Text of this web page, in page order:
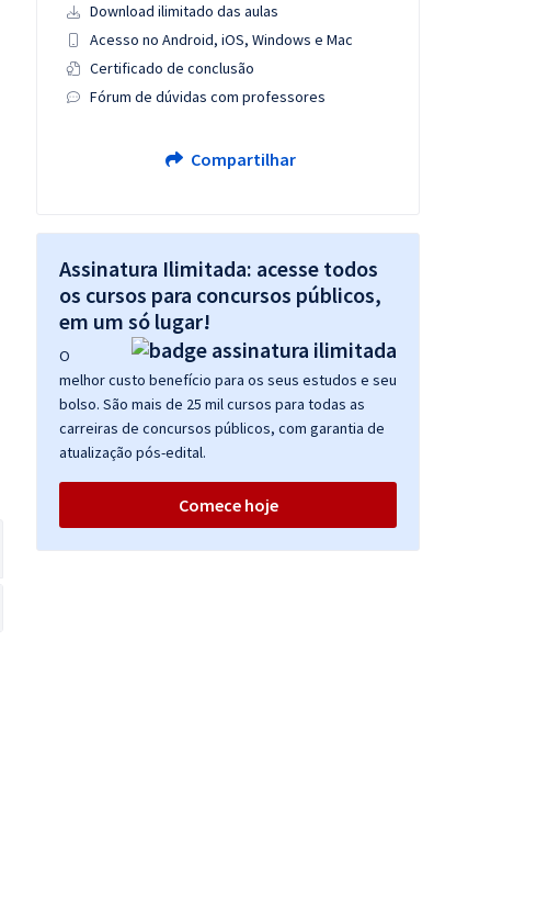
Download ilimitado das aulas
Acesso no Android, iOS, Windows e Mac
Certificado de conclusão
Fórum de dúvidas com professores
Compartilhar
Assinatura Ilimitada: acesse todos
os cursos para concursos públicos,
em um só lugar!
O
melhor custo benefício para os seus estudos e seu
bolso. São mais de 25 mil cursos para todas as
carreiras de concursos públicos, com garantia de
atualização pós-edital.
Comece hoje